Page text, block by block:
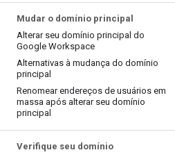
Mudar o domínio principal
Alterar seu domínio principal do
Google Workspace
Alternativas à mudança do domínio
principal
Renomear endereços de usuários em
massa após alterar seu domínio
principal
Verifique seu domínio